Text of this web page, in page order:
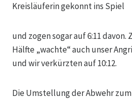
Kreisläuferin gekonnt ins Spiel
und zogen sogar auf 6:11
Hälfte „wachte“ auch unser
und wir verkürzten auf 10:12.
Die Umstellung der Abwehr